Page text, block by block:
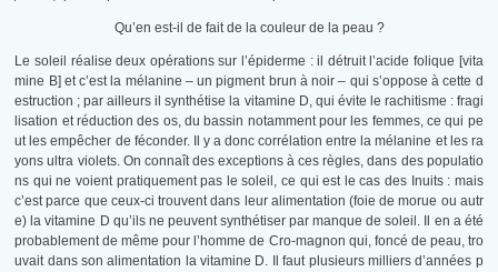
Qu’en est-il de fait de la couleur de la peau ?
Le soleil réalise deux opérations sur l’épiderme : il détruit l’acide folique [vita
mine B] et c’est la mélanine – un pigment brun à noir – qui s’oppose à cette d
estruction ; par ailleurs il synthétise la vitamine D, qui évite le rachitisme : fragi
lisation et réduction des os, du bassin notamment pour les femmes, ce qui pe
ut les empêcher de féconder. Il y a donc corrélation entre la mélanine et les ra
yons ultra violets. On connaît des exceptions à ces règles, dans des populatio
ns qui ne voient pratiquement pas le soleil, ce qui est le cas des Inuits : mais
c’est parce que ceux-ci trouvent dans leur alimentation (foie de morue ou autr
e) la vitamine D qu’ils ne peuvent synthétiser par manque de soleil. Il en a été
probablement de même pour l’homme de Cro-magnon qui, foncé de peau, tro
uvait dans son alimentation la vitamine D. Il faut plusieurs milliers d’années p